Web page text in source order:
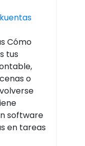
Cómo
tus
o
software
en tareas